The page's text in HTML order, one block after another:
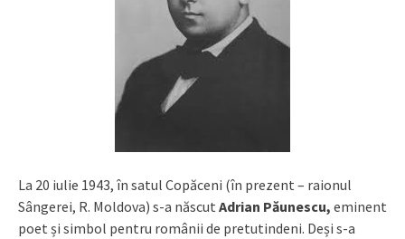
La 20 iulie 1943, în satul Copăceni (în prezent – raionul
Sângerei, R. Moldova) s-a născut Adrian Păunescu, eminent
poet și simbol pentru românii de pretutindeni. Deși s-a